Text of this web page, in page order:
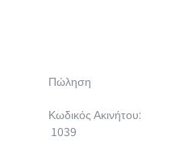
Πώληση
Κωδικός Ακινήτου:
1039